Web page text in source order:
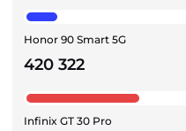
Honor 90 Smart 5G
420 322
Infinix GT 30 Pro